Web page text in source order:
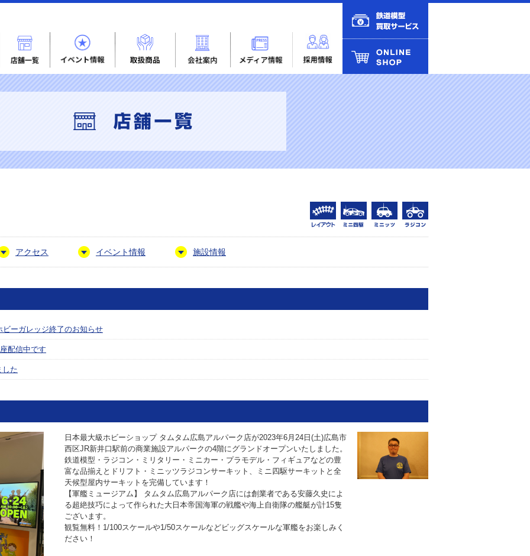
アクセス イベント情報 施設情報
ーガレッジ終了のお知らせ
配信中です
した
日本最大級ホビーショップ タムタム広島アルパーク店が2023年6月24日(土)広島市
西区JR新井口駅前の商業施設アルパークの4階にグランドオープンいたしました。
鉄道模型・ラジコン・ミリタリー・ミニカー・プラモデル・フィギュアなどの豊
富な品揃えとドリフト・ミニッツラジコンサーキット、ミニ四駆サーキットと全
天候型屋内サーキットを完備しています！
【軍艦ミュージアム】 タムタム広島アルパーク店には創業者である安藤久史によ
る超絶技巧によって作られた大日本帝国海軍の戦艦や海上自衛隊の艦艇が計15隻
ございます。
観覧無料！1/100スケールや1/50スケールなどビッグスケールな軍艦をお楽しみく
ださい！